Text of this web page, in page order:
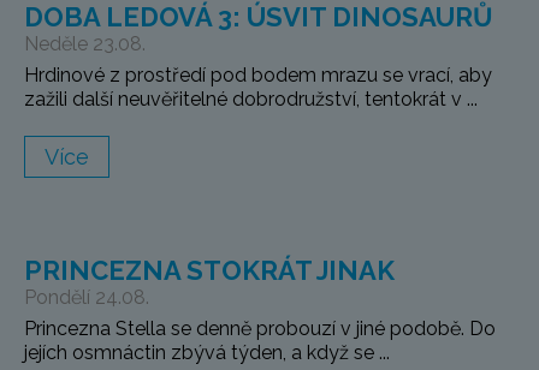
DOBA LEDOVÁ 3: ÚSVIT DINOSAURŮ
Neděle 23.08.
Hrdinové z prostředí pod bodem mrazu se vrací, aby
zažili další neuvěřitelné dobrodružství, tentokrát v ...
Více
PRINCEZNA STOKRÁT JINAK
Pondělí 24.08.
Princezna Stella se denně probouzí v jiné podobě. Do
jejích osmnáctin zbývá týden, a když se ...